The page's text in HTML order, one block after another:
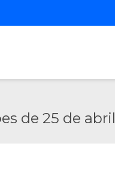
de 25 de abril